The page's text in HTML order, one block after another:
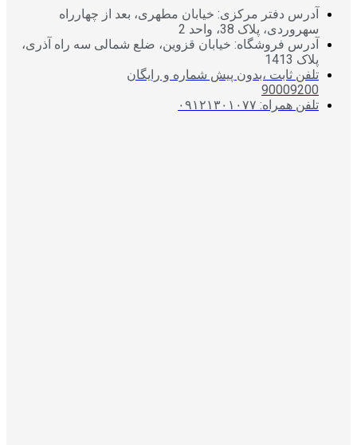
آدرس دفتر مرکزی: خیابان مطهری، بعد از چهارراه
سهروردی، پلاک 38، واحد 2
آدرس فروشگاه: خیابان قزوین، ضلع شمالی سه راه آذری،
پلاک 1413
تلفن ثابت ،بدون پیش شماره و رایگان
90009200
تلفن همراه: ۰۹۱۲۱۳۰۱۰۷۷